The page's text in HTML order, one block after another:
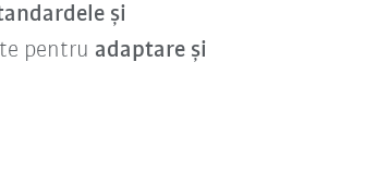
și
pentru adaptare și